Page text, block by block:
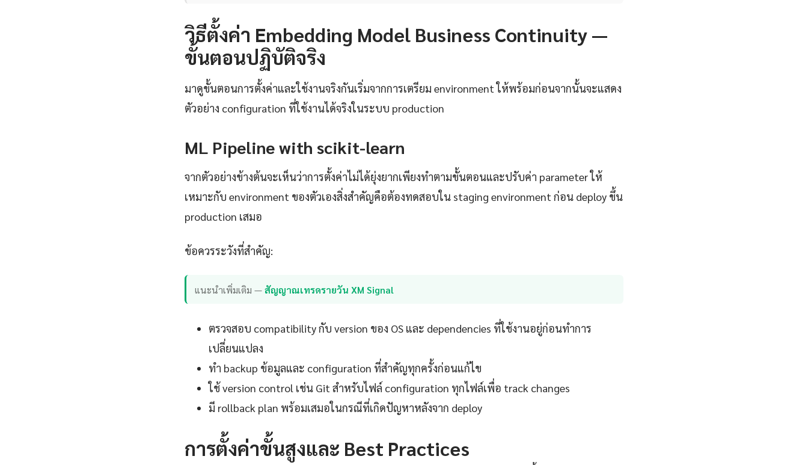
วิธีตั้งค่า Embedding Model Business Continuity —
ขั้นตอนปฏิบัติจริง
มาดูขั้นตอนการตั้งค่าและใช้งานจริงกันเริ่มจากการเตรียม environment ให้พร้อมก่อนจากนั้นจะแสดง
ตัวอย่าง configuration ที่ใช้งานได้จริงในระบบ production
ML Pipeline with scikit-learn
จากตัวอย่างข้างต้นจะเห็นว่าการตั้งค่าไม่ได้ยุ่งยากเพียงทำตามขั้นตอนและปรับค่า parameter ให้
เหมาะกับ environment ของตัวเองสิ่งสำคัญคือต้องทดสอบใน staging environment ก่อน deploy ขึ้น
production เสมอ
ข้อควรระวังที่สำคัญ:
แนะนำเพิ่มเติม —สัญญาณเทรดรายวัน XM Signal
ตรวจสอบ compatibility กับ version ของ OS และ dependencies ที่ใช้งานอยู่ก่อนทำการ
เปลี่ยนแปลง
ทำ backup ข้อมูลและ configuration ที่สำคัญทุกครั้งก่อนแก้ไข
ใช้ version control เช่น Git สำหรับไฟล์ configuration ทุกไฟล์เพื่อ track changes
มี rollback plan พร้อมเสมอในกรณีที่เกิดปัญหาหลังจาก deploy
การตั้งค่าขั้นสูงและ Best Practices